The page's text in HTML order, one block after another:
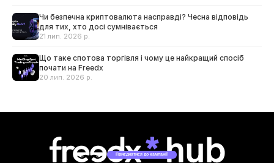
Чи безпечна криптовалюта насправді? Чесна відповідь
для тих, хто досі сумнівається
21 лип. 2026 р.
Що таке спотова торгівля і чому це найкращий спосіб
почати на Freedx
20 лип. 2026 р.
Приєднатися до кампанії